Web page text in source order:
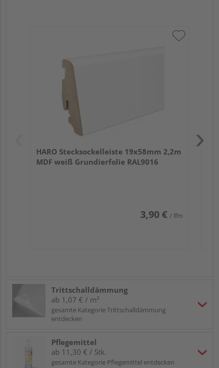
HARO Stecksockelleiste 19x58mm 2,2m
MDF weiß Grundierfolie RAL9016
3,90 € / lfm
Trittschalldämmung
ab 1,07 € / m²
gesamte Kategorie Trittschalldämmung
entdecken
Pflegemittel
ab 11,30 € / Stk.
gesamte Kategorie Pflegemittel entdecken